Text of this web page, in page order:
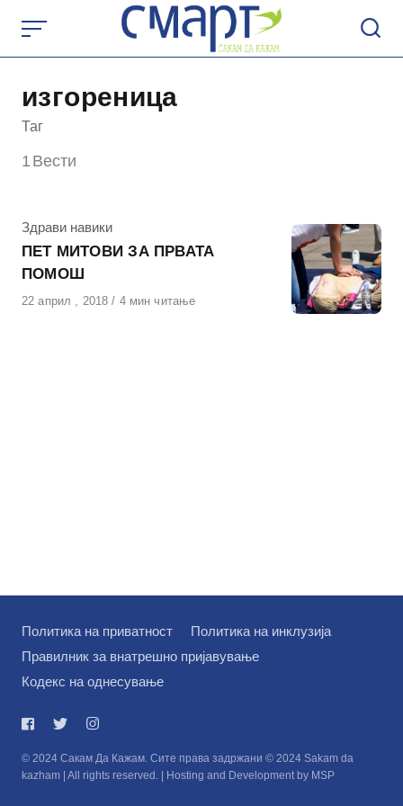
content
изгореница
Таг
1 Вести
КАтегорија
Здрави навики
ПЕТ МИТОВИ ЗА ПРВАТА
ПОМОШ
Објавено
22 април , 2018 4 мин читање
Политика на приватност
Политика на инклузија
Правилник за внатрешно пријавување
Кодекс на однесување
© 2024 Сакам Да Кажам. Сите права задржани © 2024 Sakam da
kazham | All rights reserved. | Hosting and Development by MSP